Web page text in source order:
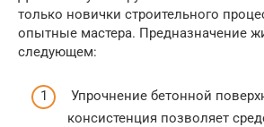
только новички строительного
опытные мастера. Предназначение
следующем:
Упрочнение бетонной
консистенция позволяет